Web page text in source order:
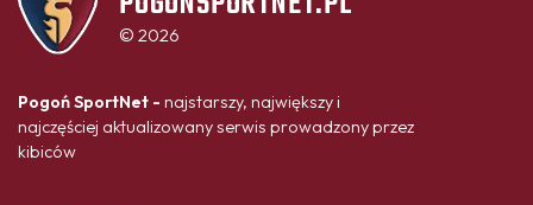
© 2026
Pogoń SportNet - najstarszy, największy i
najczęściej aktualizowany serwis prowadzony przez
kibiców